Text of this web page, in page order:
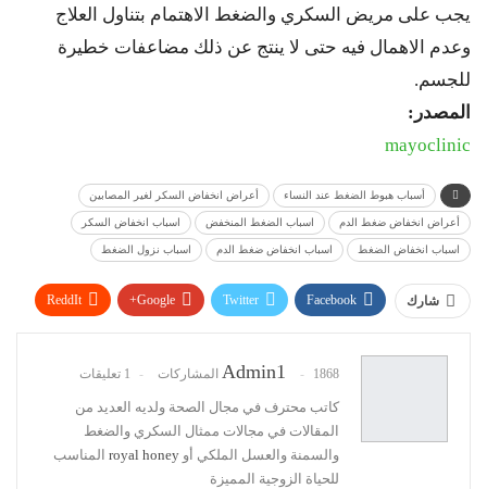
يجب على مريض السكري والضغط الاهتمام بتناول العلاج
وعدم الاهمال فيه حتى لا ينتج عن ذلك مضاعفات خطيرة
للجسم.
المصدر:
mayoclinic
أسباب هبوط الضغط عند النساء أعراض انخفاض السكر لغير المصابين
أعراض انخفاض ضغط الدم اسباب الضغط المنخفض اسباب انخفاض السكر
اسباب انخفاض الضغط اسباب انخفاض ضغط الدم اسباب نزول الضغط
شارك Facebook
Twitter
Google+
ReddIt
Admin1 1868 المشاركات 1 تعليقات
كاتب محترف في مجال الصحة ولديه العديد من
المقالات في مجالات ممثال السكري والضغط
والسمنة والعسل الملكي أو royal honey المناسب
للحياة الزوجية المميزة